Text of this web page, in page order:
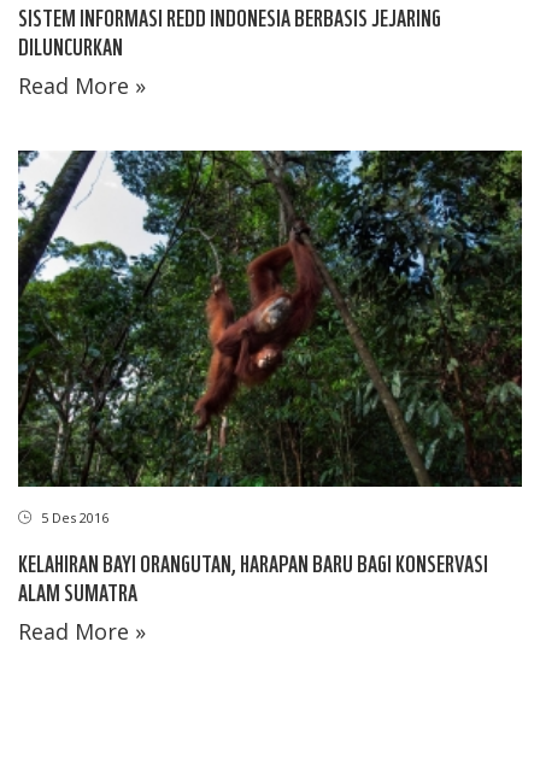
SISTEM INFORMASI REDD INDONESIA BERBASIS JEJARING
DILUNCURKAN
Read More »
5 Des 2016
KELAHIRAN BAYI ORANGUTAN, HARAPAN BARU BAGI KONSERVASI
ALAM SUMATRA
Read More »